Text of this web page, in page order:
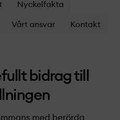
Nyckelfakta
Vårt ansvar Kontakt
bidrag till
med berörda